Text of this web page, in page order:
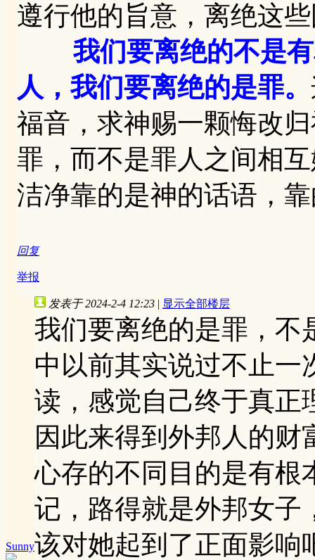
遵行他的旨意，离绝这
我们要离绝的不是
人，我们要离绝的是罪。
福音，求神赐一颗悔改
罪，而不是罪人之间相
洁净靠的是神的话语，
回复
举报
Sunny
发表于 2024-2-4 12:23 | 显示全部楼层
我们要离绝的是罪，不
中以前其实说过不止一
读，感觉自己终于真正
因此来得到外邦人的
心存的不同目的是有根
记，路得就是外邦女子
该对她起到了正面影响